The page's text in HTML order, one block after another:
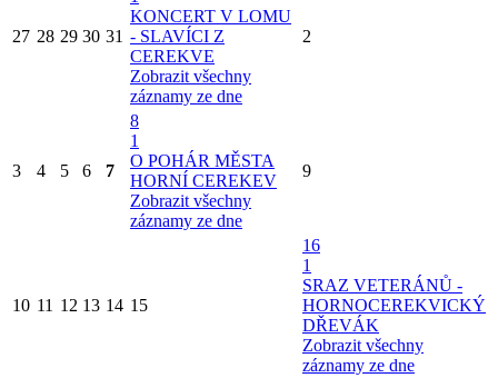
27 28 29 30 31
KONCERT V LOMU
- SLAVÍCI Z
CEREKVE
Zobrazit všechny
záznamy ze dne
2
3 4 5 6 7
8
1
O POHÁR MĚSTA
HORNÍ CEREKEV
Zobrazit všechny
záznamy ze dne
9
10 11 12 13 14 15
16
1
SRAZ VETERÁNŮ -
HORNOCEREKVICKÝ
DŘEVÁK
Zobrazit všechny
záznamy ze dne